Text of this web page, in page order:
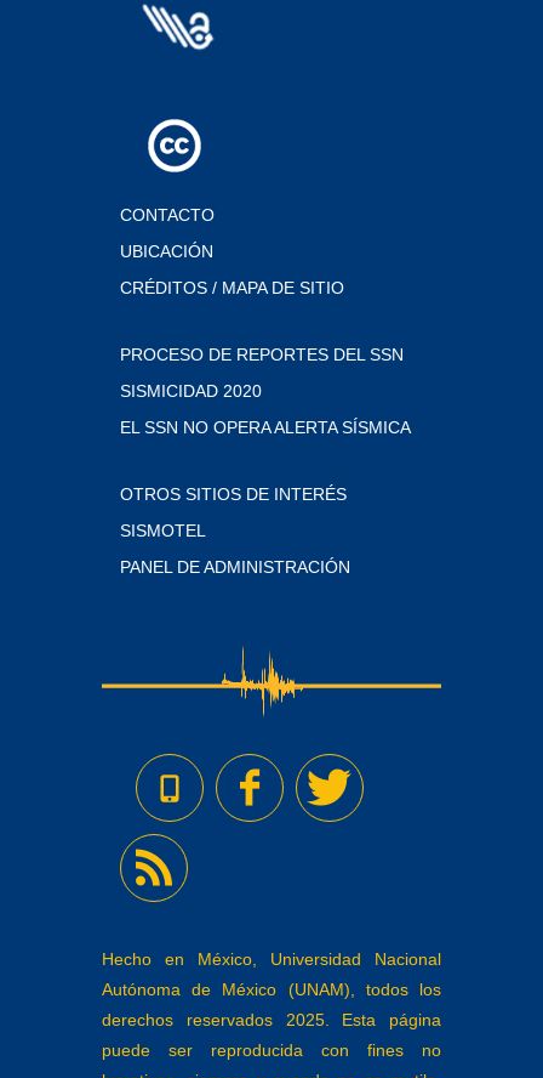
CONTACTO
UBICACIÓN
CRÉDITOS / MAPA DE SITIO
PROCESO DE REPORTES DEL SSN
SISMICIDAD 2020
EL SSN NO OPERA ALERTA SÍSMICA
OTROS SITIOS DE INTERÉS
SISMOTEL
PANEL DE ADMINISTRACIÓN
Hecho en México, Universidad Nacional
Autónoma de México (UNAM), todos los
derechos reservados 2025. Esta página
puede ser reproducida con fines no